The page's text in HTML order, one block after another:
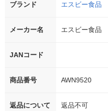
ブランド エスビー食品
メーカー名 エスビー食品
JANコード
商品番号 AWN9520
返品について
返品不可